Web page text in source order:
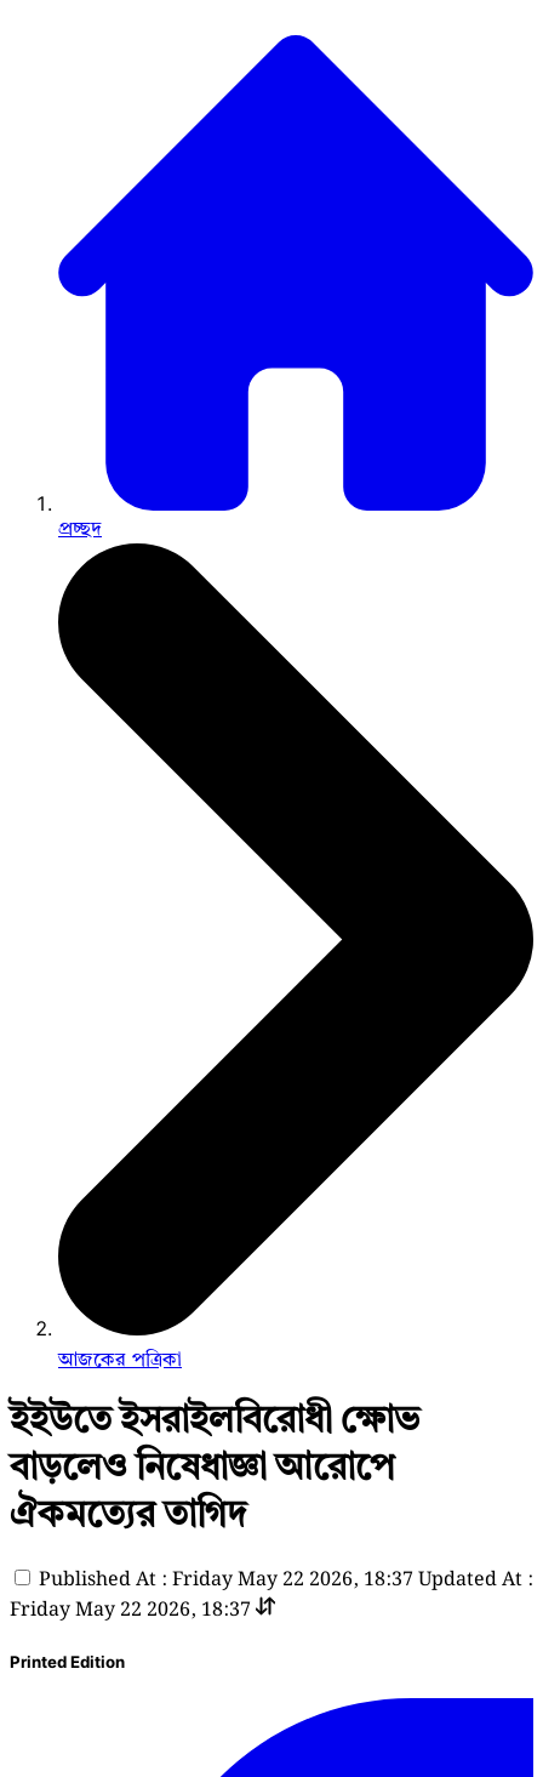
প্রচ্ছদ
আজকের পত্রিকা
ইইউতে ইসরাইলবিরোধী ক্ষোভ
বাড়লেও নিষেধাজ্ঞা আরোপে
ঐকমত্যের তাগিদ
Published At : Friday May 22 2026, 18:37 Updated At :
Friday May 22 2026, 18:37
Printed Edition